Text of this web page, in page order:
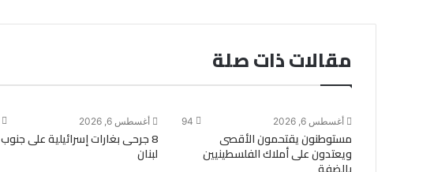
مقالات ذات صلة
أغسطس 6, 2026 94
مستوطنون يقتحمون الأقصى
ويعتدون على أملاك الفلسطينيين
أغسطس 6, 2026
8 جرحى بغارات إسرائيلية على جنوب
لبنان